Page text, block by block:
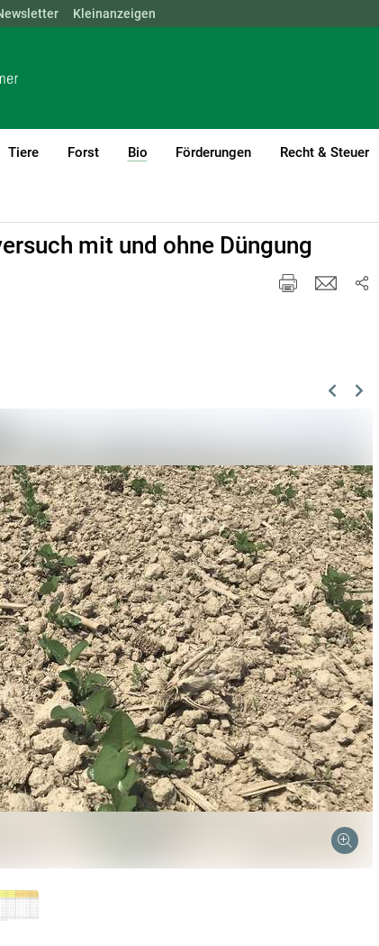
NÖ OÖ SBG STMK
Kleinanzeigen
Tiere Forst Bio
(current)1
Förderungen Recht & Steuer
mit und ohne Düngung
Previous
Next